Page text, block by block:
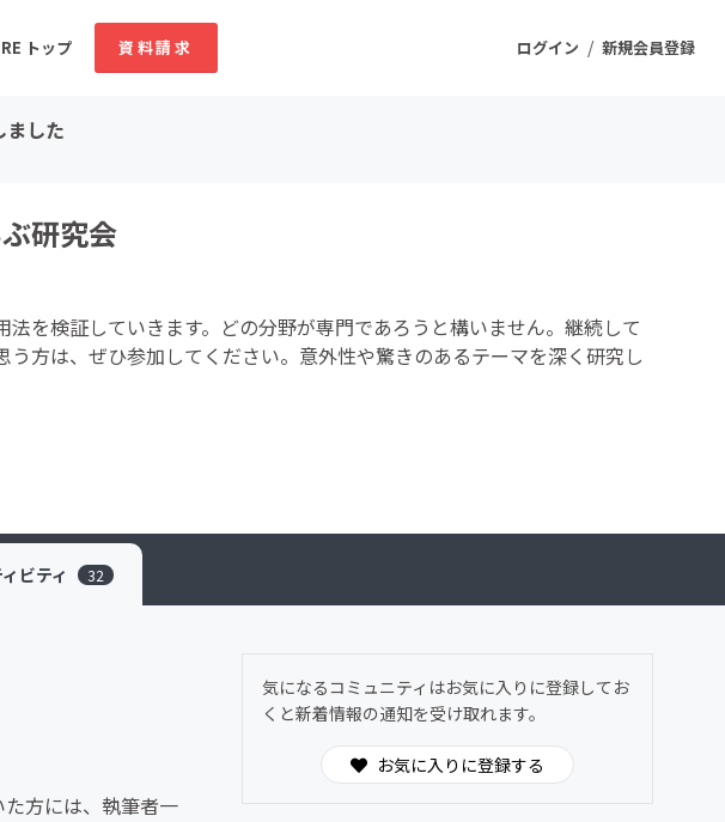
ログイン / 新規会員登録
トップ 資料請求
フード・飲食店
ファッション
Creation
ました
研究会
を検証していきます。どの分野が専門であろうと構いません。継続して
方は、ぜひ参加してください。意外性や驚きのあるテーマを深く研究し
ビティ 32
方には、執筆者一
気になるコミュニティはお気に入りに登録してお
くと新着情報の通知を受け取れます。
お気に入りに登録する